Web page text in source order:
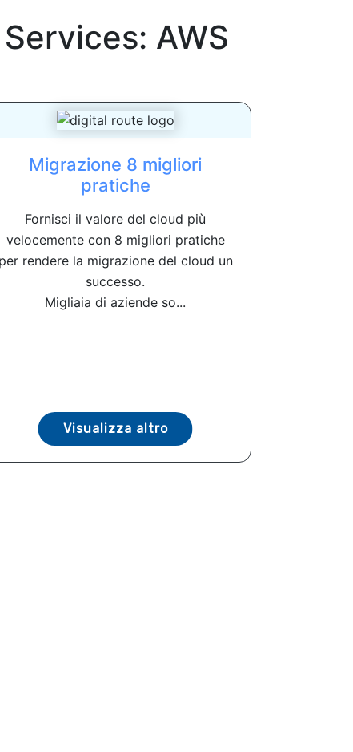
AWS
Migrazione 8 migliori
pratiche
Fornisci il valore del cloud più
velocemente con 8 migliori pratiche
per rendere la migrazione del cloud un
successo.
Migliaia di aziende so...
Visualizza altro